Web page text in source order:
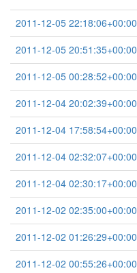
2011-12-05 22:18:06+00:00
2011-12-05 20:51:35+00:00
2011-12-05 00:28:52+00:00
2011-12-04 20:02:39+00:00
2011-12-04 17:58:54+00:00
2011-12-04 02:32:07+00:00
2011-12-04 02:30:17+00:00
2011-12-02 02:35:00+00:00
2011-12-02 01:26:29+00:00
2011-12-02 00:55:26+00:00